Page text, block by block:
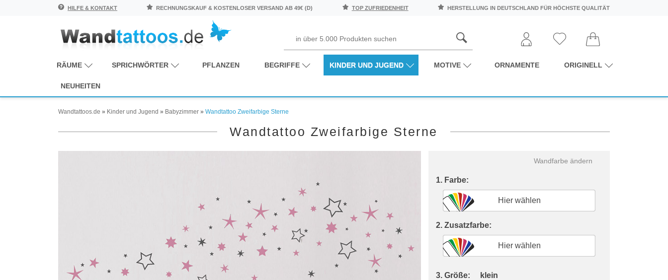
HILFE & KONTAKT RECHNUNGSKAUF & KOSTENLOSER VERSAND AB 49€ (D) TOP ZUFRIEDENHEIT HERSTELLUNG IN DEUTSCHLAND FÜR HÖCHSTE QUALITÄT
RÄUME SPRICHWÖRTER PFLANZEN BEGRIFFE KINDER UND JUGEND MOTIVE ORNAMENTE ORIGINELL
NEUHEITEN
Wandtattoos.de » Kinder und Jugend » Babyzimmer » Wandtattoo Zweifarbige Sterne
Wandtattoo Zweifarbige Sterne
Wandfarbe ändern
1. Farbe:
Hier wählen
2. Zusatzfarbe:
Hier wählen
3. Größe: klein